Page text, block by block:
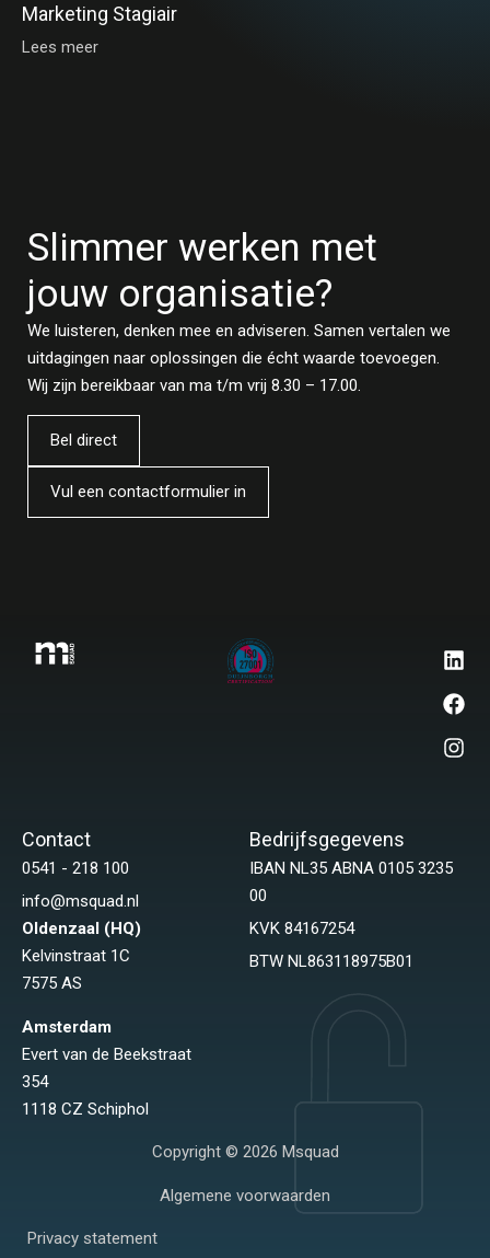
Marketing Stagiair
Lees meer
Slimmer werken met
jouw organisatie?
We luisteren, denken mee en adviseren. Samen vertalen we
uitdagingen naar oplossingen die écht waarde toevoegen.
Wij zijn bereikbaar van ma t/m vrij 8.30 – 17.00.
Bel direct
Vul een contactformulier in
Contact
0541 - 218 100
info@msquad.nl
Oldenzaal (HQ)
Kelvinstraat 1C
7575 AS
Amsterdam
Evert van de Beekstraat
354
1118 CZ Schiphol
Bedrijfsgegevens
IBAN NL35 ABNA 0105 3235
00
KVK 84167254
BTW NL863118975B01
Copyright © 2026 Msquad
Algemene voorwaarden
Privacy statement